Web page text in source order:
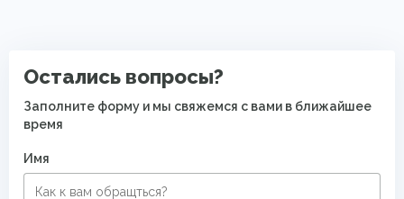
Остались вопросы?
Заполните форму и мы свяжемся с вами в ближайшее
время
Имя